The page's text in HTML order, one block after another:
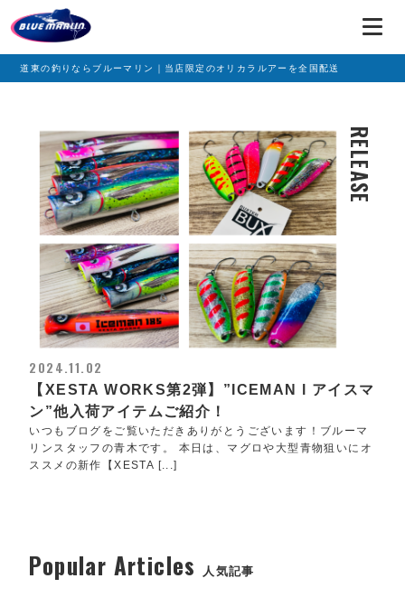
道東の釣りならブルーマリン｜当店限定のオリカラルアーを全国配送
RELEASE
2024.11.02
【XESTA WORKS第2弾】”ICEMAN l アイスマ
ン”他入荷アイテムご紹介！
いつもブログをご覧いただきありがとうございます！ブルーマ
リンスタッフの青木です。 本日は、マグロや大型青物狙いにオ
ススメの新作【XESTA [...]
Popular Articles 人気記事